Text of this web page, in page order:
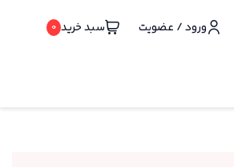
ورود / عضویت سبد خرید 0